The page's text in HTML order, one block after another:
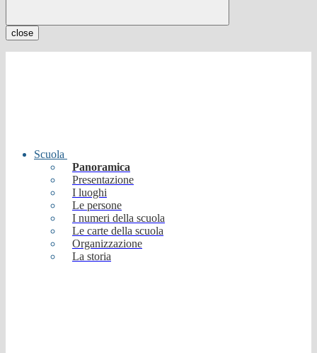
close
Scuola
Panoramica
Presentazione
I luoghi
Le persone
I numeri della scuola
Le carte della scuola
Organizzazione
La storia